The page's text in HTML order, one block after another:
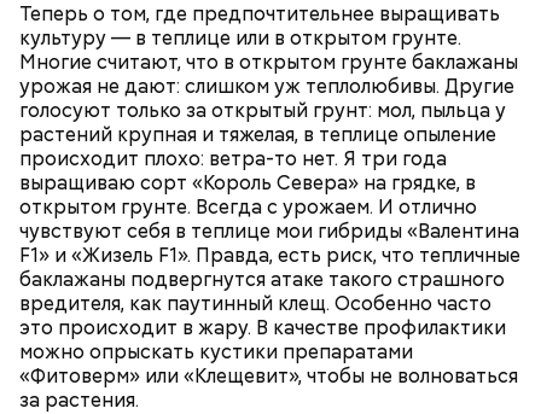
Теперь о том, где предпочтительнее выращивать
культуру — в теплице или в открытом грунте.
Многие считают, что в открытом грунте баклажаны
урожая не дают: слишком уж теплолюбивы. Другие
голосуют только за открытый грунт: мол, пыльца у
растений крупная и тяжелая, в теплице опыление
происходит плохо: ветра-то нет. Я три года
выращиваю сорт «Король Севера» на грядке, в
открытом грунте. Всегда с урожаем. И отлично
чувствуют себя в теплице мои гибриды «Валентина
F1» и «Жизель F1». Правда, есть риск, что тепличные
баклажаны подвергнутся атаке такого страшного
вредителя, как паутинный клещ. Особенно часто
это происходит в жару. В качестве профилактики
можно опрыскать кустики препаратами
«Фитоверм» или «Клещевит», чтобы не волноваться
за растения.
— Там может содержаться огромное количество
нитратов, которое вызовет головокружение,
гипоксию и ухудшение физического состояния, —
предостерегла Соломатина.